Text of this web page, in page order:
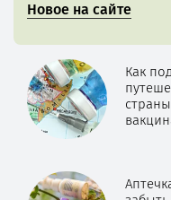
Новое на сайте
Как